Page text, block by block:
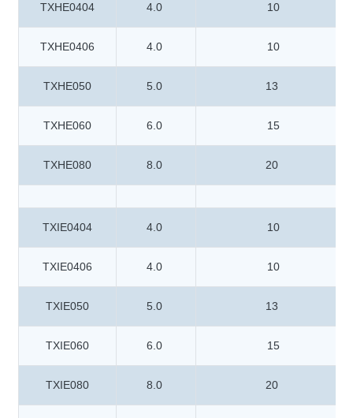
TXHE0404 4.0 10
TXHE0406 4.0 10
TXHE050 5.0 13
TXHE060 6.0 15
TXHE080 8.0 20
TXIE0404 4.0 10
TXIE0406 4.0 10
TXIE050 5.0 13
TXIE060 6.0 15
TXIE080 8.0 20